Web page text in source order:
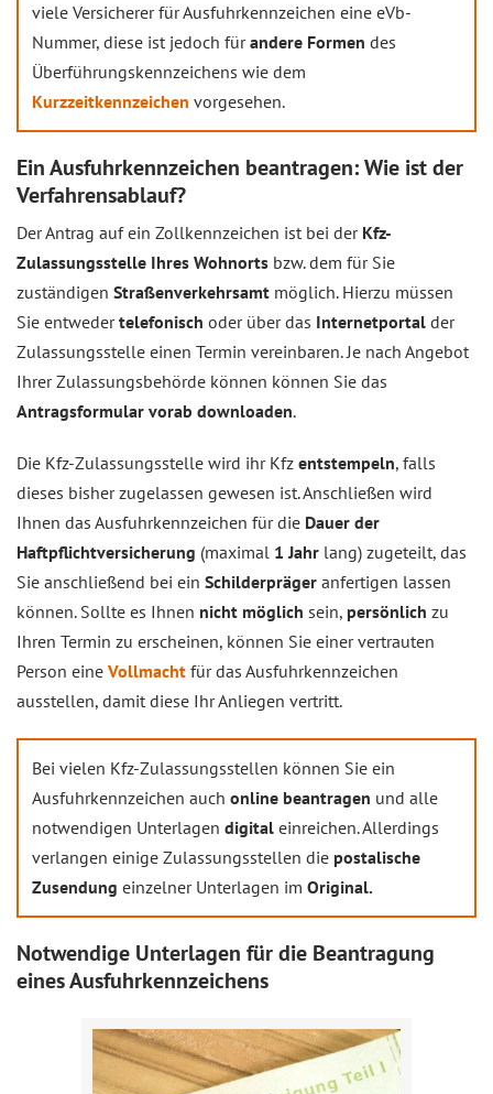
viele Versicherer für Ausfuhrkennzeichen eine eVb-
Nummer, diese ist jedoch fürandere Formen des
Überführungskennzeichens wie dem
Kurzzeitkennzeichen vorgesehen.
Ein Ausfuhrkennzeichen beantragen: Wie ist der
Verfahrensablauf?
Der Antrag auf ein Zollkennzeichen ist bei der Kfz-
Zulassungsstelle Ihres Wohnorts bzw. dem für Sie
zuständigen Straßenverkehrsamt möglich. Hierzu müssen
Sie entwedertelefonisch oder über das Internetportal der
Zulassungsstelle einen Termin vereinbaren. Je nach Angebot
Ihrer Zulassungsbehörde können können Sie das
Antragsformular vorab downloaden.
Die Kfz-Zulassungsstelle wird ihr Kfz entstempeln, falls
dieses bisher zugelassen gewesen ist. Anschließen wird
Ihnen das Ausfuhrkennzeichen für die Dauer der
Haftpflichtversicherung (maximal 1 Jahr lang) zugeteilt, das
Sie anschließend bei ein Schilderpräger anfertigen lassen
können. Sollte es Ihnen nicht möglich sein, persönlich zu
Ihren Termin zu erscheinen, können Sie einer vertrauten
Person eine Vollmacht für das Ausfuhrkennzeichen
ausstellen, damit diese Ihr Anliegen vertritt.
Bei vielen Kfz-Zulassungsstellen können Sie ein
Ausfuhrkennzeichen auch online beantragen und alle
notwendigen Unterlagen digital einreichen. Allerdings
verlangen einige Zulassungsstellen die postalische
Zusendung einzelner Unterlagen im Original.
Notwendige Unterlagen für die Beantragung
eines Ausfuhrkennzeichens